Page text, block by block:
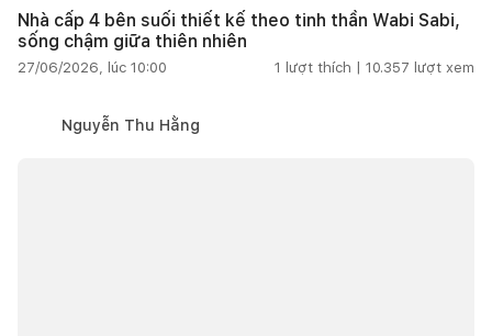
Nhà cấp 4 bên suối thiết kế theo tinh thần Wabi Sabi,
sống chậm giữa thiên nhiên
27/06/2026, lúc 10:00 1 lượt thích | 10.357 lượt xem
Nguyễn Thu Hằng